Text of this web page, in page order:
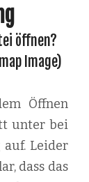
öffnen?
Image)
Öffnen
unter bei
Leider
dass das